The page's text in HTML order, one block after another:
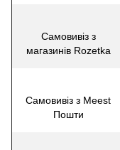
Самовивіз з
магазинів Rozetka
Самовивіз з Meest
Пошти